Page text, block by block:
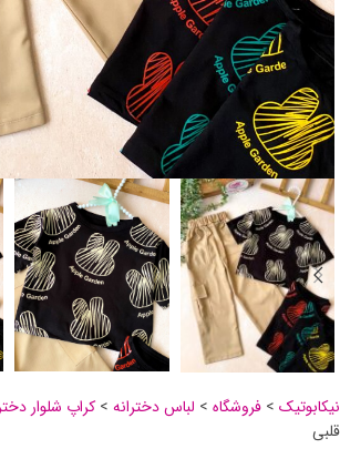
نیکابوتیک > فروشگاه > لباس دخترانه > کراپ شلوار
قلبی